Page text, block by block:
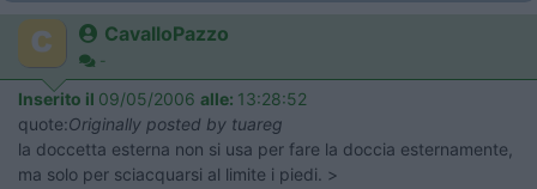
CavalloPazzo
-
Inserito il 09/05/2006 alle: 13:28:52
quote:Originally posted by tuareg
la doccetta esterna non si usa per fare la doccia esternamente,
ma solo per sciacquarsi al limite i piedi. >